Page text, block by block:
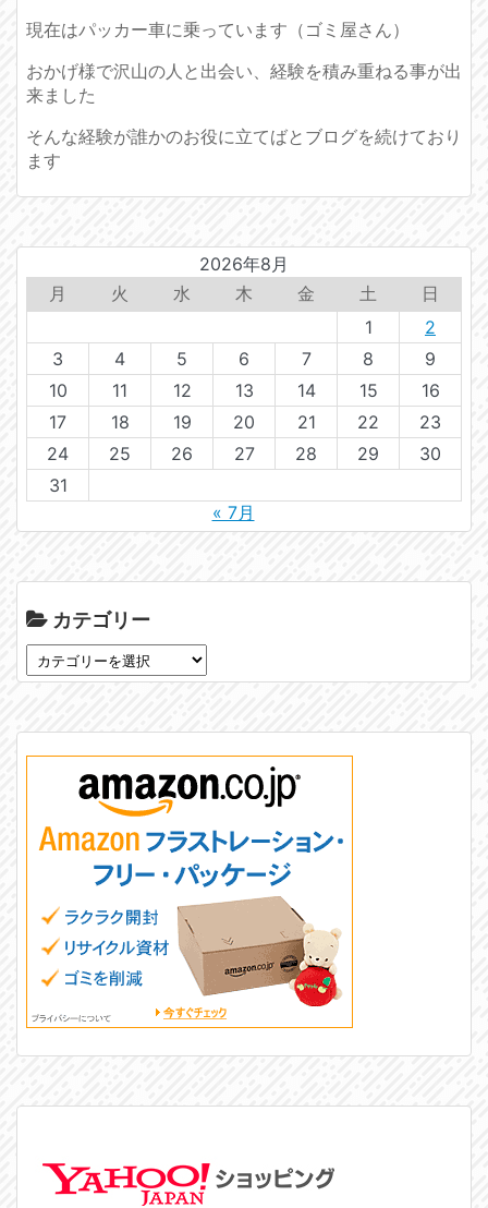
現在はパッカー車に乗っています（ゴミ屋さん）
おかげ様で沢山の人と出会い、経験を積み重ねる事が出
来ました
そんな経験が誰かのお役に立てばとブログを続けており
ます
2026年8月
月
火 水 木 金 土
日
1
2
3
4 5 6 7 8
9
10
11 12 13 14 15
16
17
18 19 20 21 22
23
24
25 26 27 28 29
30
31
« 7月
カテゴリー